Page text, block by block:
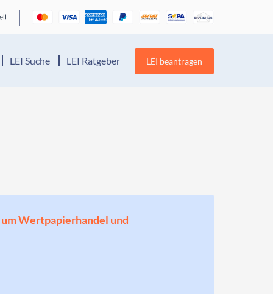
LEI Suche LEI Ratgeber LEI beantragen
Wertpapierhandel und